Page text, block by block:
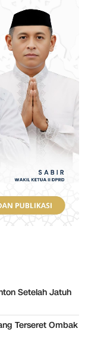
Setelah Jatuh
Terseret Ombak